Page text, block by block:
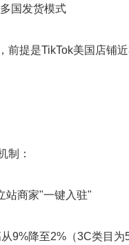
国发货模式
提是TikTok美国店铺
制：
商家"一键入驻"
降至2%（3C类目为